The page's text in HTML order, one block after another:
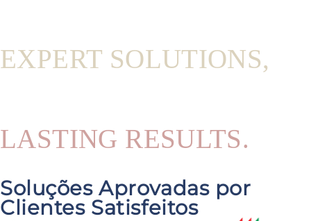
EXPERT SOLUTIONS,
LASTING RESULTS.
Soluções Aprovadas por
Clientes Satisfeitos